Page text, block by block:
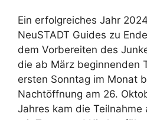
Ein erfolgreiches Jahr
NeuSTADT Guides zu
dem Vorbereiten des
die ab März beginnenden
ersten Sonntag im Monat
Nachtöffnung am 26.
Jahres kam die Teilnahme